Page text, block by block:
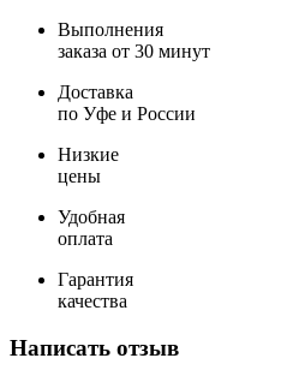
Выполнения
заказа от 30 минут
Доставка
по Уфе и России
Низкие
цены
Удобная
оплата
Гарантия
качества
Написать отзыв